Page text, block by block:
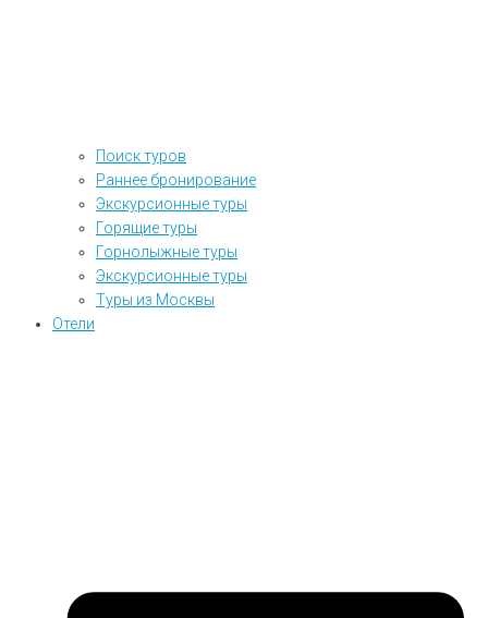
Поиск туров
Раннее бронирование
Экскурсионные туры
Горящие туры
Горнолыжные туры
Экскурсионные туры
Туры из Москвы
Отели